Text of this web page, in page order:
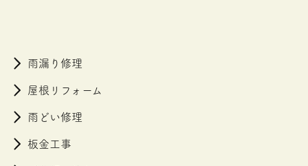
雨漏り修理
屋根リフォーム
雨どい修理
板金工事